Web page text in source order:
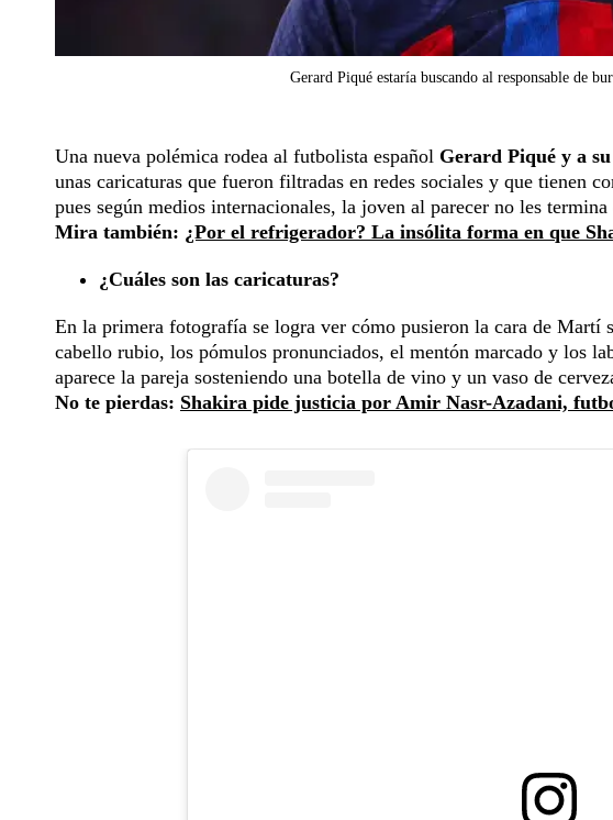
Gerard Piqué estaría buscando al responsable de
Una nueva polémica rodea al futbolista español Gerard Piqué y a
unas caricaturas que fueron filtradas en redes sociales y que tienen
pues según medios internacionales, la joven al parecer no les
Mira también: ¿Por el refrigerador? La insólita forma en que
¿Cuáles son las caricaturas?
En la primera fotografía se logra ver cómo pusieron la cara de Martí
cabello rubio, los pómulos pronunciados, el mentón marcado y los
aparece la pareja sosteniendo una botella de vino y un vaso de
No te pierdas: Shakira pide justicia por Amir Nasr-Azadani,